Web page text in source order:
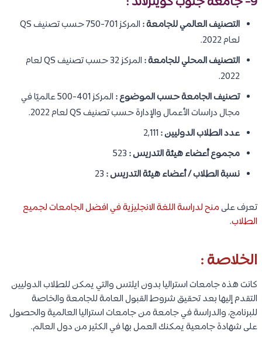
التصنيف العالمي للجامعة :
المركز 701-750 حسب تصنيف QS
لعام 2022.
التصنيف المحلي للجامعة :
المركز 32 حسب تصنيف QS لعام
2022.
تصنيف الجامعة حسب الموضوع :
المركز 401-500 عالميًا في
مجال دراسات الأعمال والإدارة حسب تصنيف QS لعام 2022.
عدد الطلاب الدوليين :
مجموع أعضاء هيئة التدريس :
نسبة الطلاب / أعضاء هيئة التدريس :
تعرف علىمنح لدراسة اللغة الانجليزية في افضل الجامعات لجميع
الطلاب.
الخلاصة :
كانت هذه جامعات استراليا بدون ايلتس والتي يمكن للطلاب الدوليين
التقدم إليها بعد تحقيق شروط القبول العامة للجامعة والخاصة
للبرنامج، والدراسة في جامعة من جامعات استراليا العالمية والحصول
على شهادة جامعية يمكنك العمل بها في الكثير من دول العالم.